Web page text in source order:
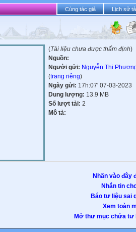
Cùng tác giả Lịch sử
(Tài liệu chưa được thẩm định)
Nguồn:
Người gửi: Nguyễn Thi
(trang riêng)
Ngày gửi: 17h:07' 07-03-2023
Dung lượng: 13.9 MB
Số lượt tải: 2
Mô tả:
Nhấn vào đây
Nhắn tin
Báo tư liệu sai
Xem toàn
Mở thư mục chứa tư